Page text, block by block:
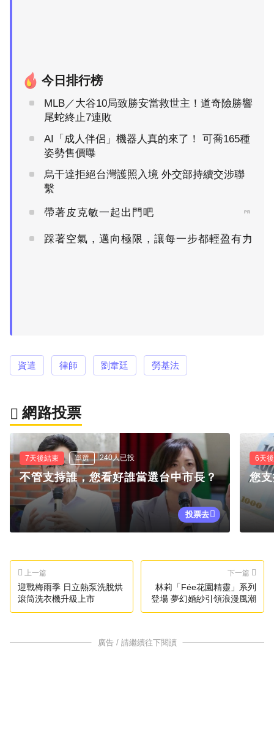
今日排行榜
MLB／大谷10局致勝安當救世主！道奇險勝響
尾蛇終止7連敗
AI「成人伴侶」機器人真的來了！ 可喬165種
姿勢售價曝
烏干達拒絕台灣護照入境 外交部持續交涉聯
繫
帶著皮克敏一起出門吧 PR
踩著空氣，邁向極限，讓每一步都輕盈有力
PR
資遣 律師 劉韋廷 勞基法
網路投票
7天後結束 單選 240人已投
不管支持誰，您看好誰當選台中市長？
投票去
6天
您
上一篇
迎戰梅雨季 日立熱泵洗脫烘
滾筒洗衣機升級上市
下一篇
林莉「Fée花園精靈」系列
登場 夢幻婚紗引領浪漫風潮
廣告 / 請繼續往下閱讀